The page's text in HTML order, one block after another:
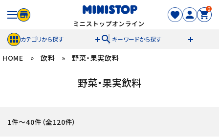
0
カテゴリから探す search キーワードから探す
ACCOUNT MENU
セール商品
HOME » 飲料 » 野菜・果実飲料
野菜・果実飲料
1件～40件（全120件）